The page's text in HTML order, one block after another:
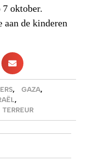
7 oktober.
aan de kinderen
, GAZA,
,
TERREUR